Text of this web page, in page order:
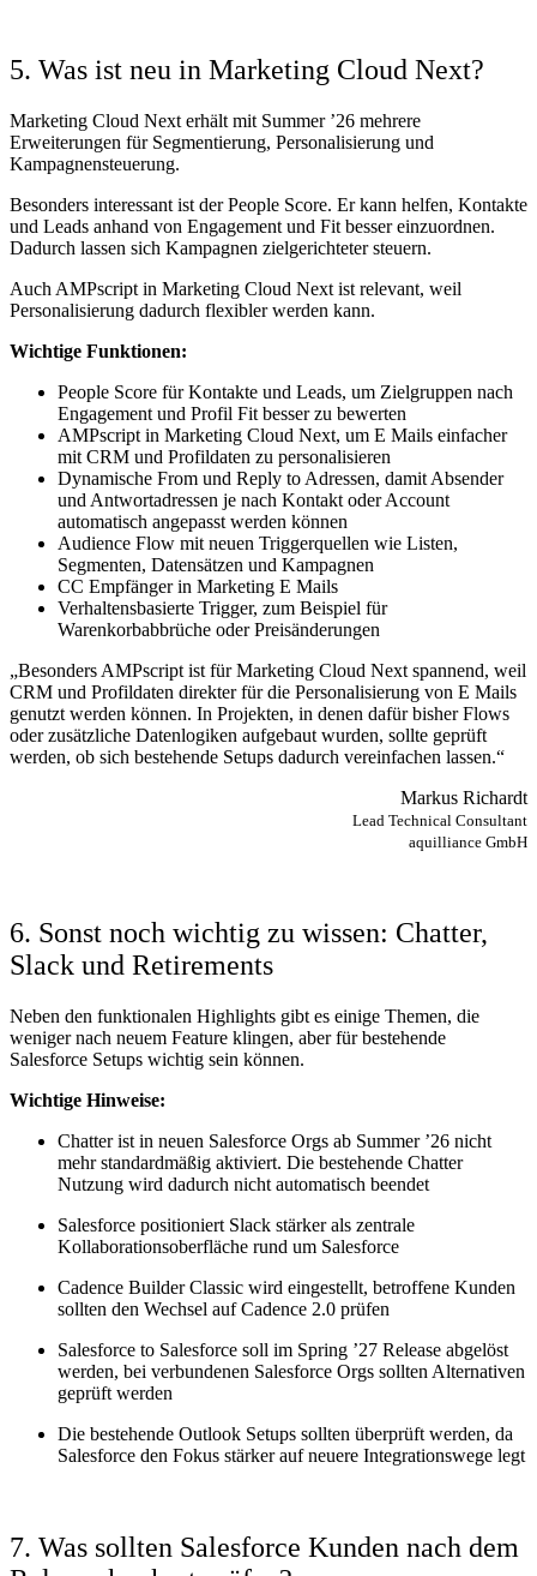
5. Was ist neu in Marketing Cloud Next?
Marketing Cloud Next erhält mit Summer ’26 mehrere
Erweiterungen für Segmentierung, Personalisierung und
Kampagnensteuerung.
Besonders interessant ist der People Score. Er kann helfen, Kontakte
und Leads anhand von Engagement und Fit besser einzuordnen.
Dadurch lassen sich Kampagnen zielgerichteter steuern.
Auch AMPscript in Marketing Cloud Next ist relevant, weil
Personalisierung dadurch flexibler werden kann.
Wichtige Funktionen:
People Score für Kontakte und Leads, um Zielgruppen nach
Engagement und Profil Fit besser zu bewerten
AMPscript in Marketing Cloud Next, um E Mails einfacher
mit CRM und Profildaten zu personalisieren
Dynamische From und Reply to Adressen, damit Absender
und Antwortadressen je nach Kontakt oder Account
automatisch angepasst werden können
Audience Flow mit neuen Triggerquellen wie Listen,
Segmenten, Datensätzen und Kampagnen
CC Empfänger in Marketing E Mails
Verhaltensbasierte Trigger, zum Beispiel für
Warenkorbabbrüche oder Preisänderungen
„Besonders AMPscript ist für Marketing Cloud Next spannend, weil
CRM und Profildaten direkter für die Personalisierung von E Mails
genutzt werden können. In Projekten, in denen dafür bisher Flows
oder zusätzliche Datenlogiken aufgebaut wurden, sollte geprüft
werden, ob sich bestehende Setups dadurch vereinfachen lassen.“
Markus Richardt
Lead Technical Consultant
aquilliance GmbH
6. Sonst noch wichtig zu wissen: Chatter,
Slack und Retirements
Neben den funktionalen Highlights gibt es einige Themen, die
weniger nach neuem Feature klingen, aber für bestehende
Salesforce Setups wichtig sein können.
Wichtige Hinweise:
Chatter ist in neuen Salesforce Orgs ab Summer ’26 nicht
mehr standardmäßig aktiviert. Die bestehende Chatter
Nutzung wird dadurch nicht automatisch beendet
Salesforce positioniert Slack stärker als zentrale
Kollaborationsoberfläche rund um Salesforce
Cadence Builder Classic wird eingestellt, betroffene Kunden
sollten den Wechsel auf Cadence 2.0 prüfen
Salesforce to Salesforce soll im Spring ’27 Release abgelöst
werden, bei verbundenen Salesforce Orgs sollten Alternativen
geprüft werden
Die bestehende Outlook Setups sollten überprüft werden, da
Salesforce den Fokus stärker auf neuere Integrationswege legt
7. Was sollten Salesforce Kunden nach dem